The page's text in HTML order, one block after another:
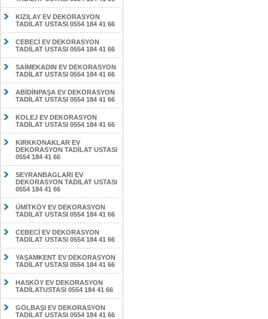
KIZILAY EV DEKORASYON
TADİLAT USTASI 0554 184 41 66
CEBECİ EV DEKORASYON
TADİLAT USTASI 0554 184 41 66
SAİMEKADIN EV DEKORASYON
TADİLAT USTASI 0554 184 41 66
ABİDİNPAŞA EV DEKORASYON
TADİLAT USTASI 0554 184 41 66
KOLEJ EV DEKORASYON
TADİLAT USTASI 0554 184 41 66
KIRKKONAKLAR EV
DEKORASYON TADİLAT USTASI
0554 184 41 66
SEYRANBAGLARI EV
DEKORASYON TADİLAT USTASI
0554 184 41 66
ÜMİTKÖY EV DEKORASYON
TADİLAT USTASI 0554 184 41 66
CEBECİ EV DEKORASYON
TADİLAT USTASI 0554 184 41 66
YAŞAMKENT EV DEKORASYON
TADİLAT USTASI 0554 184 41 66
HASKÖY EV DEKORASYON
TADİLATUSTASI 0554 184 41 66
GÖLBAŞI EV DEKORASYON
TADİLAT USTASI 0554 184 41 66